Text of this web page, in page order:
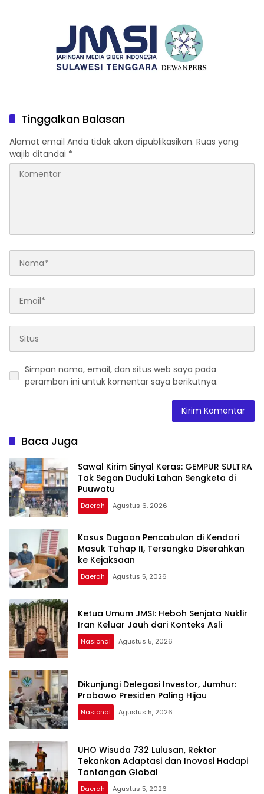
Tinggalkan Balasan
Alamat email Anda tidak akan dipublikasikan. Ruas yang
wajib ditandai *
Simpan nama, email, dan situs web saya pada
peramban ini untuk komentar saya berikutnya.
Baca Juga
Sawal Kirim Sinyal Keras: GEMPUR SULTRA
Tak Segan Duduki Lahan Sengketa di
Puuwatu
Daerah Agustus 6, 2026
Kasus Dugaan Pencabulan di Kendari
Masuk Tahap II, Tersangka Diserahkan
ke Kejaksaan
Daerah Agustus 5, 2026
Ketua Umum JMSI: Heboh Senjata Nuklir
Iran Keluar Jauh dari Konteks Asli
Nasional Agustus 5, 2026
Dikunjungi Delegasi Investor, Jumhur:
Prabowo Presiden Paling Hijau
Nasional Agustus 5, 2026
UHO Wisuda 732 Lulusan, Rektor
Tekankan Adaptasi dan Inovasi Hadapi
Tantangan Global
Daerah Agustus 5, 2026